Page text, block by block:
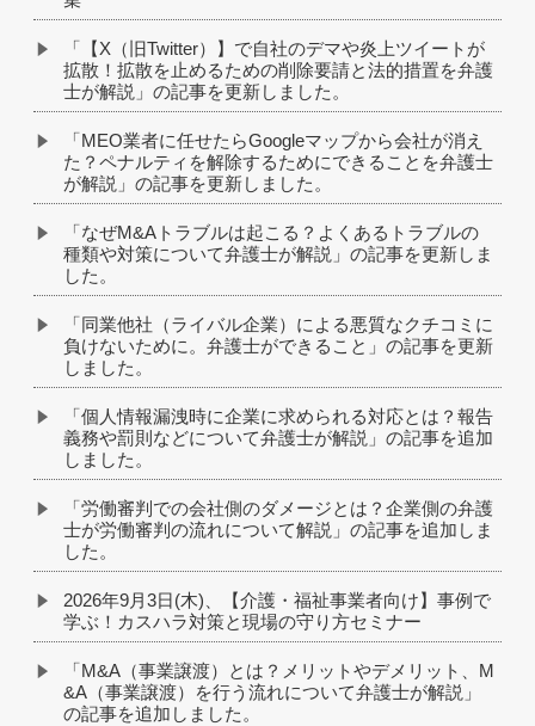
「【X（旧Twitter）】で自社のデマや炎上ツイートが
拡散！拡散を止めるための削除要請と法的措置を弁護
士が解説」の記事を更新しました。
「MEO業者に任せたらGoogleマップから会社が消え
た？ペナルティを解除するためにできることを弁護士
が解説」の記事を更新しました。
「なぜM&Aトラブルは起こる？よくあるトラブルの
種類や対策について弁護士が解説」の記事を更新しま
した。
「同業他社（ライバル企業）による悪質なクチコミに
負けないために。弁護士ができること」の記事を更新
しました。
「個人情報漏洩時に企業に求められる対応とは？報告
義務や罰則などについて弁護士が解説」の記事を追加
しました。
「労働審判での会社側のダメージとは？企業側の弁護
士が労働審判の流れについて解説」の記事を追加しま
した。
2026年9月3日(木)、【介護・福祉事業者向け】事例で
学ぶ！カスハラ対策と現場の守り方セミナー
「M&A（事業譲渡）とは？メリットやデメリット、M
&A（事業譲渡）を行う流れについて弁護士が解説」
の記事を追加しました。